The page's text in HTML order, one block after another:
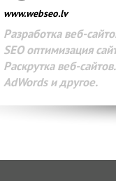
www.webseo.lv
Разработка веб-
SEO оптимизация
Раскрутка веб-
AdWords и другое.